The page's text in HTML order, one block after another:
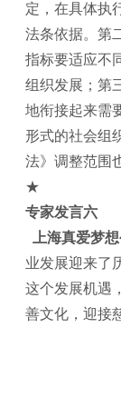
定，在具体执
法条依据。第
指标要适应不
组织发展；第
地衔接起来需
形式的社会组
法》调整范围
★
专家发言六
上海真爱梦
业发展迎来了
这个发展机遇
善文化，迎接